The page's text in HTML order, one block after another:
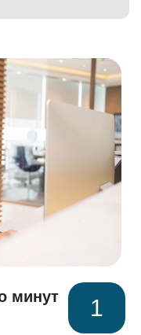
минут 1